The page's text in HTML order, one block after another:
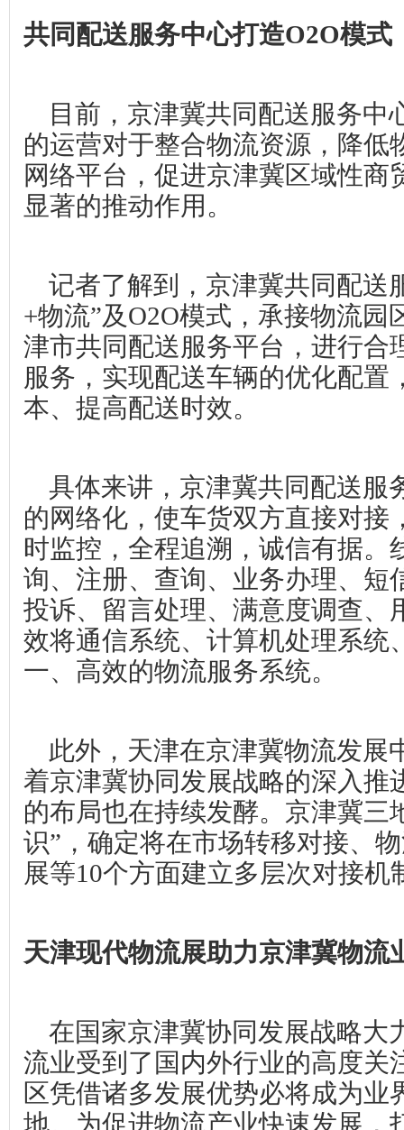
共同配送服务中心打造O2O模式
目前，京津冀共同配送服务中
的运营对于整合物流资源，降低
网络平台，促进京津冀区域性商
显著的推动作用。
记者了解到，京津冀共同配送
+物流”及O2O模式，承接物流园
津市共同配送服务平台，进行合
服务，实现配送车辆的优化配置
本、提高配送时效。
具体来讲，京津冀共同配送服
的网络化，使车货双方直接对接
时监控，全程追溯，诚信有据。
询、注册、查询、业务办理、短
投诉、留言处理、满意度调查、
效将通信系统、计算机处理系统
一、高效的物流服务系统。
此外，天津在京津冀物流发展
着京津冀协同发展战略的深入推
的布局也在持续发酵。京津冀三
识”，确定将在市场转移对接、
展等10个方面建立多层次对接机
天津现代物流展助力京津冀物流
在国家京津冀协同发展战略大
流业受到了国内外行业的高度关
区凭借诸多发展优势必将成为业
地。为促进物流产业快速发展，